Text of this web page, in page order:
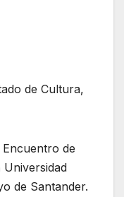
de Cultura,
de
Universidad
de Santander.